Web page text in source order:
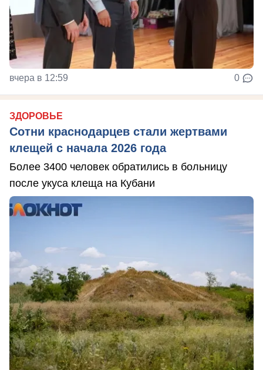
вчера в 12:59 0
ЗДОРОВЬЕ
Сотни краснодарцев стали жертвами
клещей с начала 2026 года
Более 3400 человек обратились в больницу
после укуса клеща на Кубани